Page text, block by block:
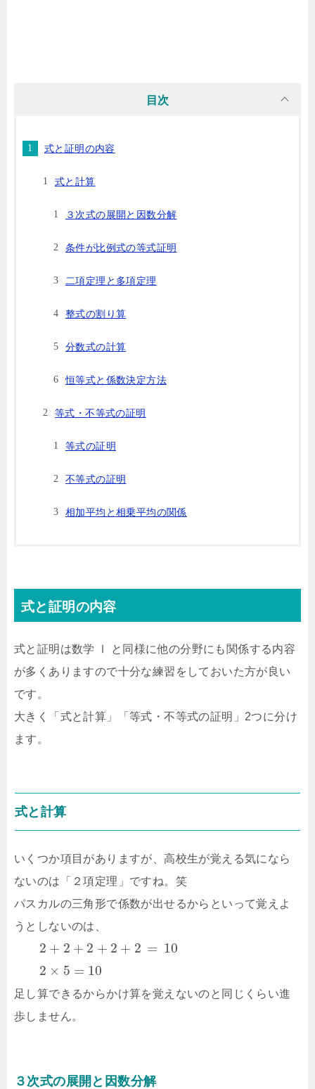
目次
式と証明の内容
式と計算
３次式の展開と因数分解
条件が比例式の等式証明
二項定理と多項定理
整式の割り算
分数式の計算
恒等式と係数決定方法
等式・不等式の証明
等式の証明
不等式の証明
相加平均と相乗平均の関係
式と証明の内容
式と証明は数学 Ⅰ
と同様に他の分野にも関係する内容
が多くありますので十分な練習をしておいた方が良い
です。
大きく「式と計算」「等式・不等式の証明」2つに分け
ます。
式と計算
いくつか項目がありますが、高校生が覚える気になら
ないのは「２項定理」ですね。笑
パスカルの三角形で係数が出せるからといって覚えよ
うとしないのは、
2 + 2 + 2 + 2 + 2 = 10
2 × 5 = 10
足し算できるからかけ算を覚えないのと同じくらい進
歩しません。
３次式の展開と因数分解